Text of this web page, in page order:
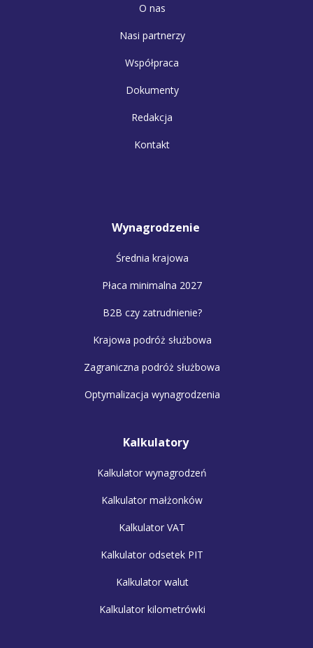
O nas
Nasi partnerzy
Współpraca
Dokumenty
Redakcja
Kontakt
Wynagrodzenie
Średnia krajowa
Płaca minimalna 2027
B2B czy zatrudnienie?
Krajowa podróż służbowa
Zagraniczna podróż służbowa
Optymalizacja wynagrodzenia
Kalkulatory
Kalkulator wynagrodzeń
Kalkulator małżonków
Kalkulator VAT
Kalkulator odsetek PIT
Kalkulator walut
Kalkulator kilometrówki